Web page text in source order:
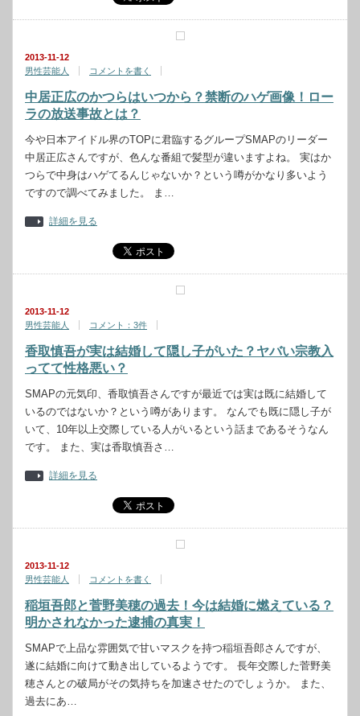
2013-11-12
男性芸能人
コメントを書く
中居正広のかつらはいつから？禁断のハゲ画像！ロー
ラの放送事故とは？
今や日本アイドル界のTOPに君臨するグループSMAPのリーダー
中居正広さんですが、色んな番組で髪型が違いますよね。 実はか
つらで中身はハゲてるんじゃないか？という噂がかなり多いよう
ですので調べてみました。 ま…
詳細を見る
2013-11-12
男性芸能人
コメント：3件
香取慎吾が実は結婚して隠し子がいた？ヤバい宗教入
ってて性格悪い？
SMAPの元気印、香取慎吾さんですが最近では実は既に結婚して
いるのではないか？という噂があります。 なんでも既に隠し子が
いて、10年以上交際している人がいるという話まであるそうなん
です。 また、実は香取慎吾さ…
詳細を見る
2013-11-12
男性芸能人
コメントを書く
稲垣吾郎と菅野美穂の過去！今は結婚に燃えている？
明かされなかった逮捕の真実！
SMAPで上品な雰囲気で甘いマスクを持つ稲垣吾郎さんですが、
遂に結婚に向けて動き出しているようです。 長年交際した菅野美
穂さんとの破局がその気持ちを加速させたのでしょうか。 また、
過去にあ…